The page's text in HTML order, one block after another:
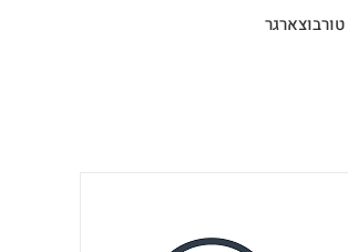
טורבוצארגר